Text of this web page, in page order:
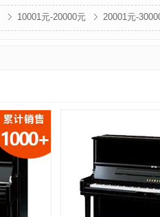
10001元-20000元 20001元-